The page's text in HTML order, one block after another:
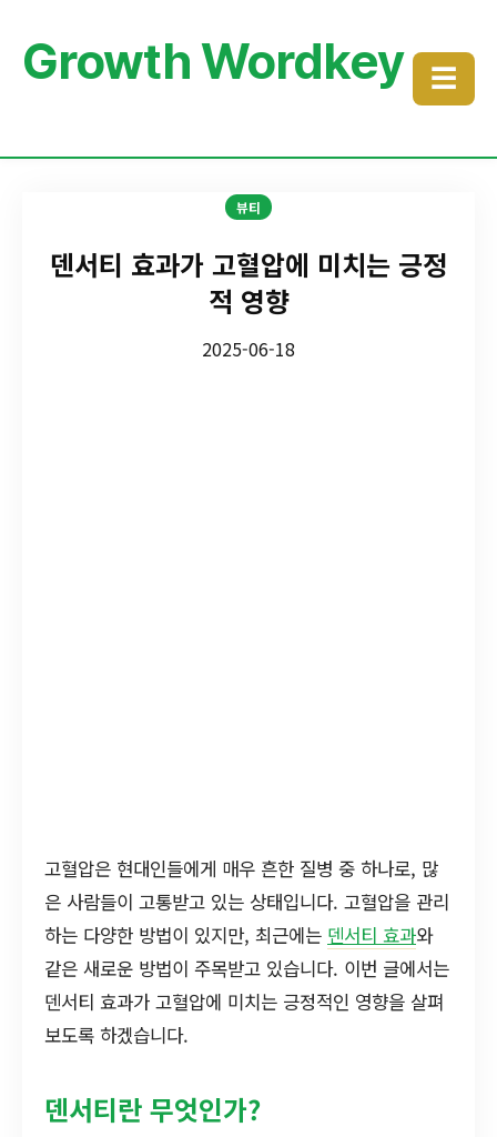
Growth Wordkey ☰
뷰티
덴서티 효과가 고혈압에 미치는 긍정
적 영향
2025-06-18
고혈압은 현대인들에게 매우 흔한 질병 중 하나로, 많
은 사람들이 고통받고 있는 상태입니다. 고혈압을 관리
하는 다양한 방법이 있지만, 최근에는 덴서티 효과와
같은 새로운 방법이 주목받고 있습니다. 이번 글에서는
덴서티 효과가 고혈압에 미치는 긍정적인 영향을 살펴
보도록 하겠습니다.
덴서티란 무엇인가?